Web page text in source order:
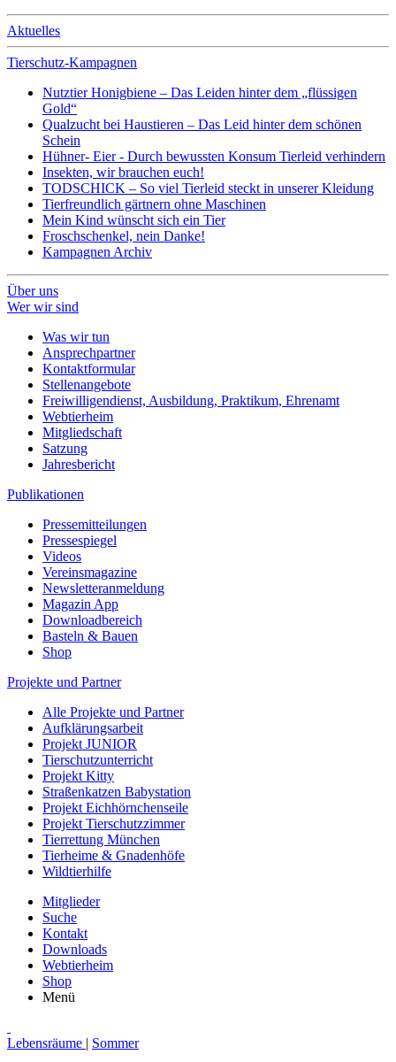
Aktuelles
Tierschutz-Kampagnen
Nutztier Honigbiene – Das Leiden hinter dem „flüssigen
Gold“
Qualzucht bei Haustieren – Das Leid hinter dem schönen
Schein
Hühner- Eier - Durch bewussten Konsum Tierleid verhindern
Insekten, wir brauchen euch!
TODSCHICK – So viel Tierleid steckt in unserer Kleidung
Tierfreundlich gärtnern ohne Maschinen
Mein Kind wünscht sich ein Tier
Froschschenkel, nein Danke!
Kampagnen Archiv
Über uns
Wer wir sind
Was wir tun
Ansprechpartner
Kontaktformular
Stellenangebote
Freiwilligendienst, Ausbildung, Praktikum, Ehrenamt
Webtierheim
Mitgliedschaft
Satzung
Jahresbericht
Publikationen
Pressemitteilungen
Pressespiegel
Videos
Vereinsmagazine
Newsletteranmeldung
Magazin App
Downloadbereich
Basteln & Bauen
Shop
Projekte und Partner
Alle Projekte und Partner
Aufklärungsarbeit
Projekt JUNIOR
Tierschutzunterricht
Projekt Kitty
Straßenkatzen Babystation
Projekt Eichhörnchenseile
Projekt Tierschutzzimmer
Tierrettung München
Tierheime & Gnadenhöfe
Wildtierhilfe
Mitglieder
Suche
Kontakt
Downloads
Webtierheim
Shop
Menü
Lebensräume | Sommer